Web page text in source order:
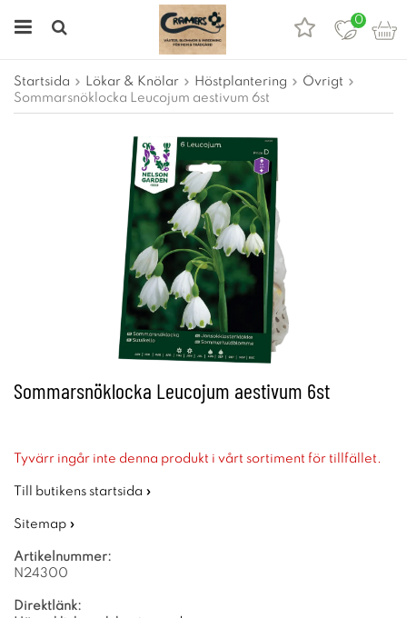
0
Startsida Lökar & Knölar Höstplantering
Övrigt
Sommarsnöklocka Leucojum aestivum 6st
Sommarsnöklocka Leucojum aestivum 6st
Tyvärr ingår inte denna produkt i vårt sortiment för tillfället.
Till butikens startsida »
Sitemap »
Artikelnummer:
N24300
Direktlänk: